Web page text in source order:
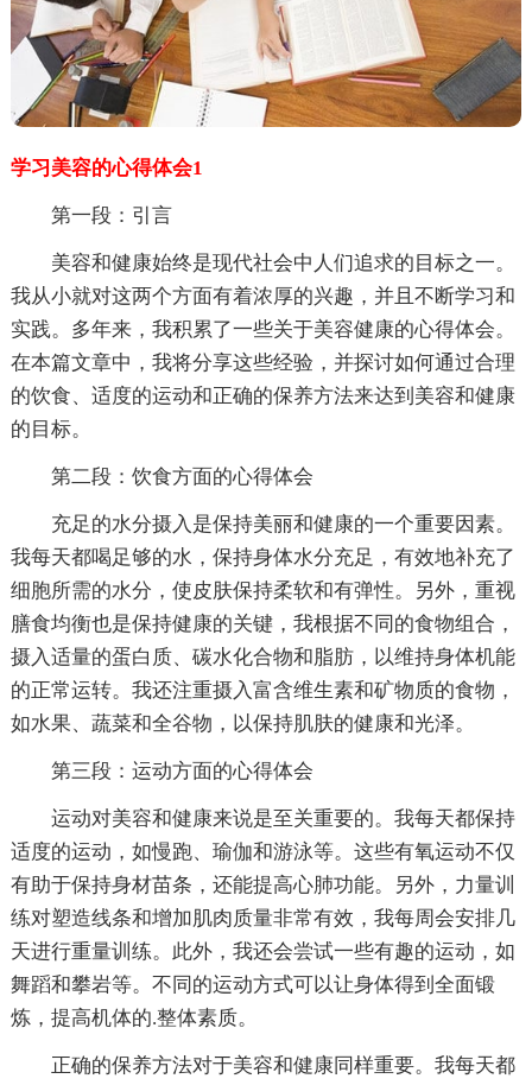
学习美容的心得体会1
第一段：引言
美容和健康始终是现代社会中人们追求的目标之一。
我从小就对这两个方面有着浓厚的兴趣，并且不断学习和
实践。多年来，我积累了一些关于美容健康的心得体会。
在本篇文章中，我将分享这些经验，并探讨如何通过合理
的饮食、适度的运动和正确的保养方法来达到美容和健康
的目标。
第二段：饮食方面的心得体会
充足的水分摄入是保持美丽和健康的一个重要因素。
我每天都喝足够的水，保持身体水分充足，有效地补充了
细胞所需的水分，使皮肤保持柔软和有弹性。另外，重视
膳食均衡也是保持健康的关键，我根据不同的食物组合，
摄入适量的蛋白质、碳水化合物和脂肪，以维持身体机能
的正常运转。我还注重摄入富含维生素和矿物质的食物，
如水果、蔬菜和全谷物，以保持肌肤的健康和光泽。
第三段：运动方面的心得体会
运动对美容和健康来说是至关重要的。我每天都保持
适度的运动，如慢跑、瑜伽和游泳等。这些有氧运动不仅
有助于保持身材苗条，还能提高心肺功能。另外，力量训
练对塑造线条和增加肌肉质量非常有效，我每周会安排几
天进行重量训练。此外，我还会尝试一些有趣的运动，如
舞蹈和攀岩等。不同的运动方式可以让身体得到全面锻
炼，提高机体的.整体素质。
正确的保养方法对于美容和健康同样重要。我每天都